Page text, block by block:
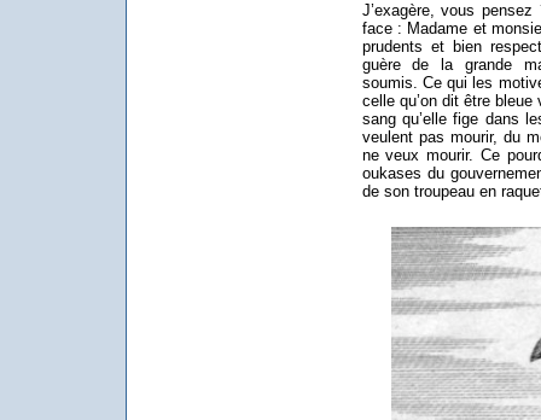
J’exagère, vous
face : Madame et
prudents et bien
guère de la grande
soumis. Ce qui les
celle qu’on dit être
sang qu’elle fige dans
veulent pas mourir, du
ne veux mourir. Ce
oukases du
de son troupeau en